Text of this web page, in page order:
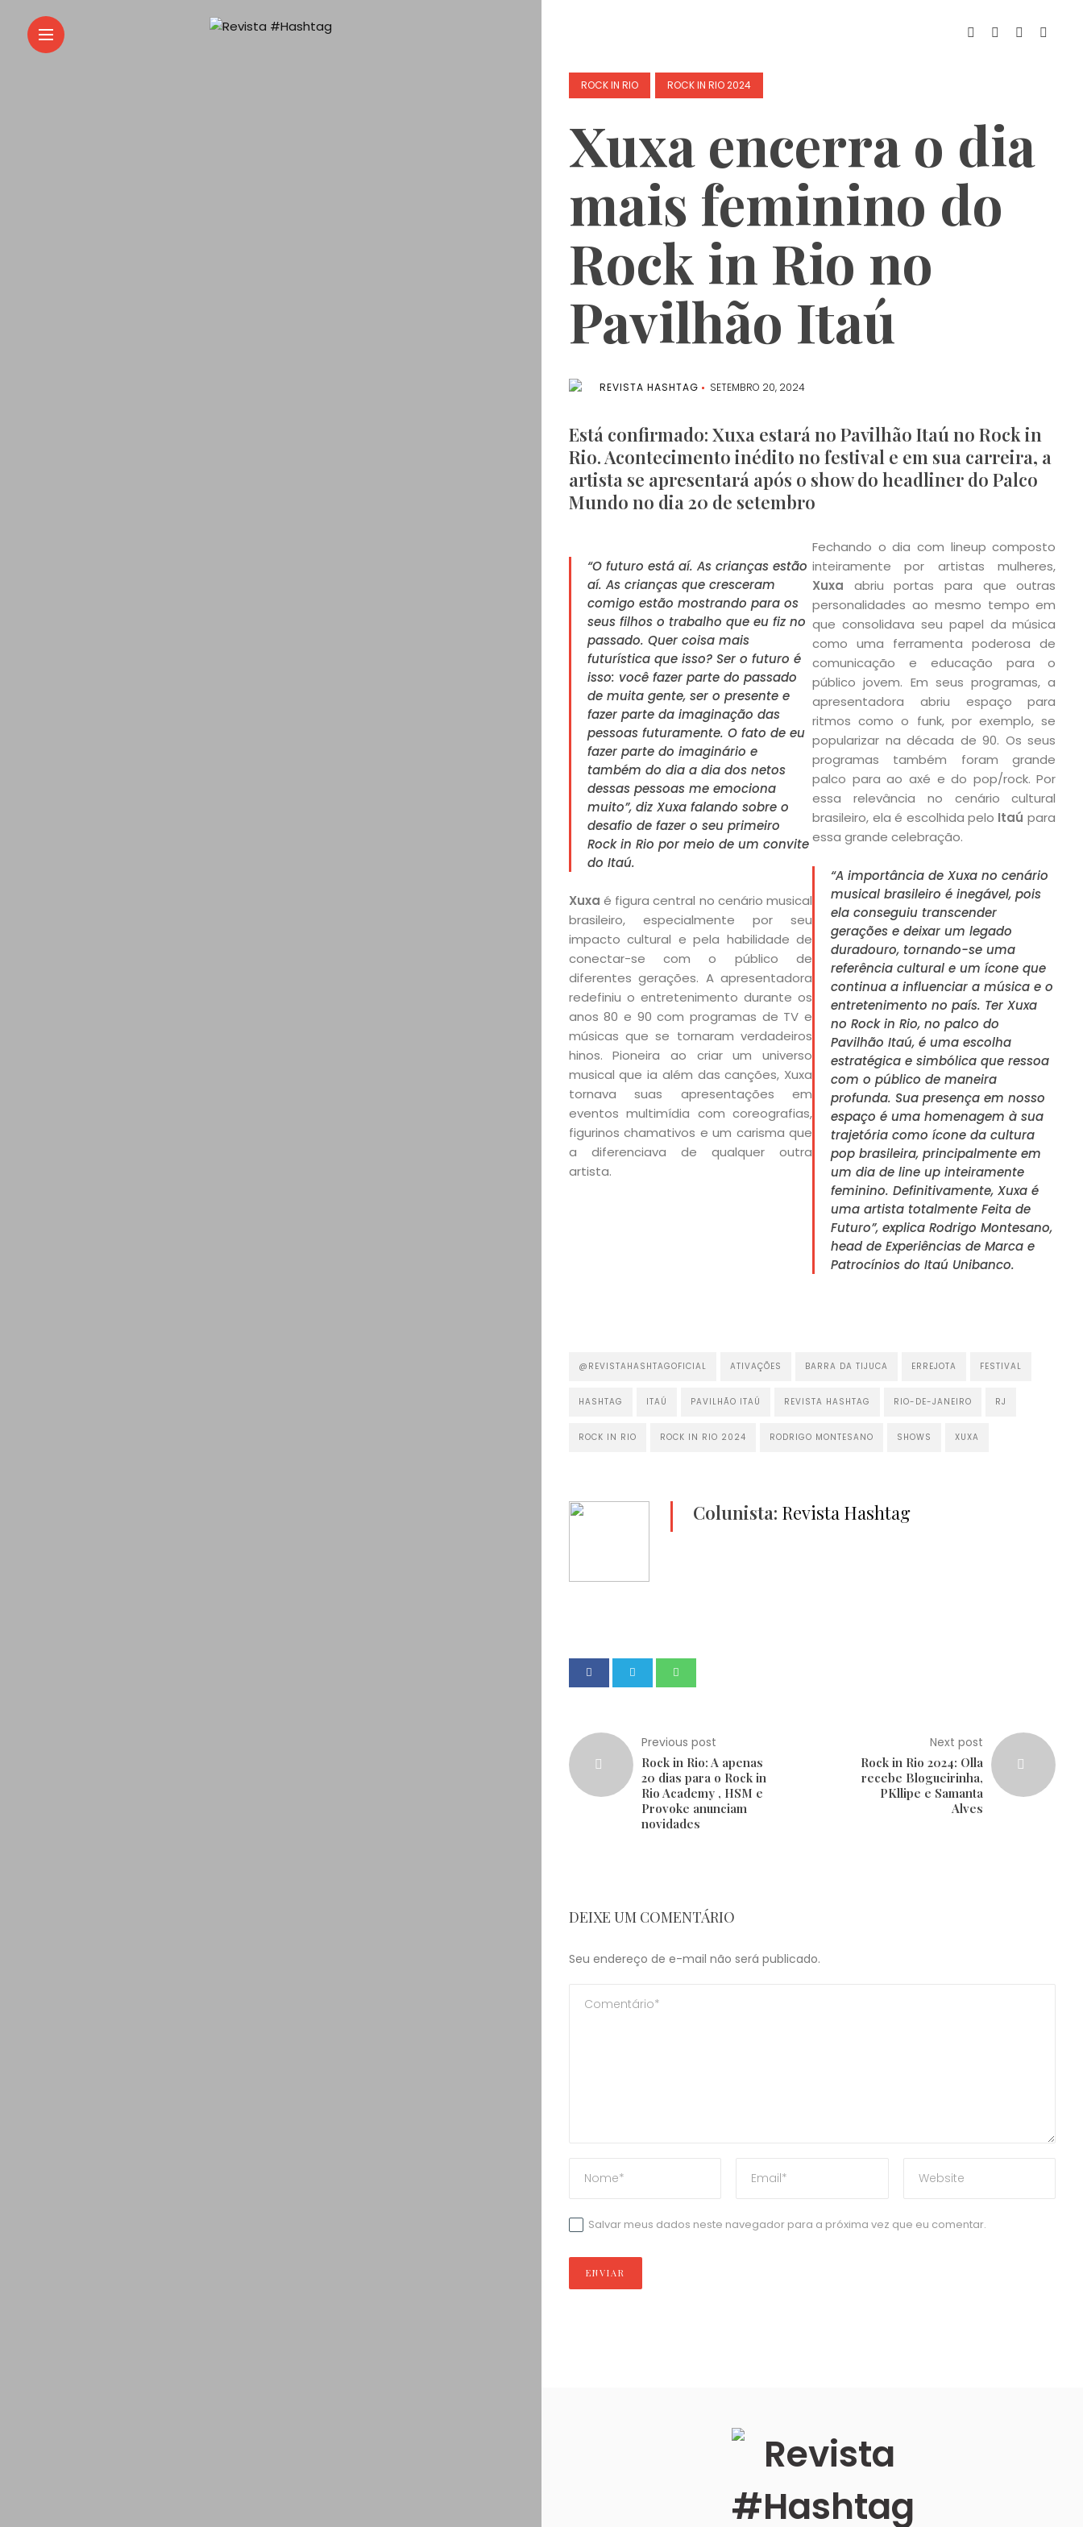
ROCK IN RIO ROCK IN RIO 2024
Xuxa encerra o dia
mais feminino do
Rock in Rio no
Pavilhão Itaú
REVISTA HASHTAG SETEMBRO 20, 2024
Está confirmado: Xuxa estará no Pavilhão Itaú no Rock in
Rio. Acontecimento inédito no festival e em sua carreira, a
artista se apresentará após o show do headliner do Palco
Mundo no dia 20 de setembro
“O futuro está aí. As crianças estão
aí. As crianças que cresceram
comigo estão mostrando para os
seus filhos o trabalho que eu fiz no
passado. Quer coisa mais
futurística que isso? Ser o futuro é
isso: você fazer parte do passado
de muita gente, ser o presente e
fazer parte da imaginação das
pessoas futuramente. O fato de eu
fazer parte do imaginário e
também do dia a dia dos netos
dessas pessoas me emociona
muito”, diz Xuxa falando sobre o
desafio de fazer o seu primeiro
Rock in Rio por meio de um convite
do Itaú.
Xuxa é figura central no cenário musical
brasileiro, especialmente por seu
impacto cultural e pela habilidade de
conectar-se com o público de
diferentes gerações. A apresentadora
redefiniu o entretenimento durante os
anos 80 e 90 com programas de TV e
músicas que se tornaram verdadeiros
hinos. Pioneira ao criar um universo
musical que ia além das canções, Xuxa
tornava suas apresentações em
eventos multimídia com coreografias,
figurinos chamativos e um carisma que
a diferenciava de qualquer outra
artista.
Fechando o dia com lineup composto
inteiramente por artistas mulheres,
Xuxa abriu portas para que outras
personalidades ao mesmo tempo em
que consolidava seu papel da música
como uma ferramenta poderosa de
comunicação e educação para o
público jovem. Em seus programas, a
apresentadora abriu espaço para
ritmos como o funk, por exemplo, se
popularizar na década de 90. Os seus
programas também foram grande
palco para ao axé e do pop/rock. Por
essa relevância no cenário cultural
brasileiro, ela é escolhida pelo Itaúpara
essa grande celebração.
“A importância de Xuxa no cenário
musical brasileiro é inegável, pois
ela conseguiu transcender
gerações e deixar um legado
duradouro, tornando-se uma
referência cultural e um ícone que
continua a influenciar a música e o
entretenimento no país. Ter Xuxa
no Rock in Rio, no palco do
Pavilhão Itaú, é uma escolha
estratégica e simbólica que ressoa
com o público de maneira
profunda. Sua presença em nosso
espaço é uma homenagem à sua
trajetória como ícone da cultura
pop brasileira, principalmente em
um dia de line up inteiramente
feminino. Definitivamente, Xuxa é
uma artista totalmente Feita de
Futuro”, explica Rodrigo Montesano,
head de Experiências de Marca e
Patrocínios do Itaú Unibanco.
@REVISTAHASHTAGOFICIAL ATIVAÇÕES BARRA DA TIJUCA ERREJOTA FESTIVAL
HASHTAG ITAÚ PAVILHÃO ITAÚ REVISTA HASHTAG RIO-DE-JANEIRO RJ
ROCK IN RIO ROCK IN RIO 2024 RODRIGO MONTESANO SHOWS XUXA
Colunista: Revista Hashtag
Previous post
Rock in Rio: A apenas
20 dias para o Rock in
Rio Academy , HSM e
Provoke anunciam
novidades
Next post
Rock in Rio 2024: Olla
recebe Blogueirinha,
PKllipe e Samanta
Alves
DEIXE UM COMENTÁRIO
Seu endereço de e-mail não será publicado.
Salvar meus dados neste navegador para a próxima vez que eu comentar.